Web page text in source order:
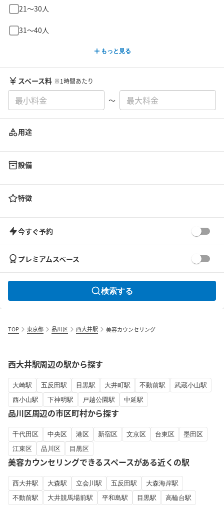
21〜30人
31〜40人
もっと見る
スペース料 ※1時間あたり
〜
用途
設備
特徴
今すぐ予約
プレミアムスペース
検索する
TOP 東京都 品川区 西大井駅 美容カウンセリング
西大井駅周辺の駅から探す
大崎駅 五反田駅 目黒駅 大井町駅 不動前駅
武蔵小山駅
西小山駅
下神明駅 戸越公園駅 中延駅
品川区周辺の市区町村から探す
千代田区 中央区 港区 新宿区 文京区 台東区
墨田区
江東区
品川区 目黒区
美容カウンセリングできるスペースがある近くの駅
西大井駅 大森駅 立会川駅 五反田駅
大森海岸駅
不動前駅
大井競馬場前駅 平和島駅 目黒駅 高輪台駅